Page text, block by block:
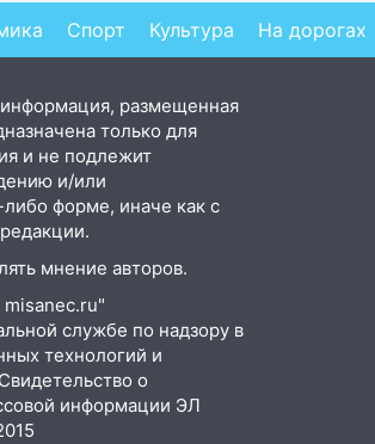
Спорт Культура На дорогах
размещенная
только для
и не подлежит
и/или
форме, иначе как с
мнение авторов.
службе по надзору в
технологий и
о
информации ЭЛ